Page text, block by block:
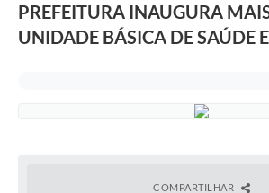
PREFEITURA INAUGURA
UNIDADE BÁSICA DE SAÚDE
COMPARTILHAR